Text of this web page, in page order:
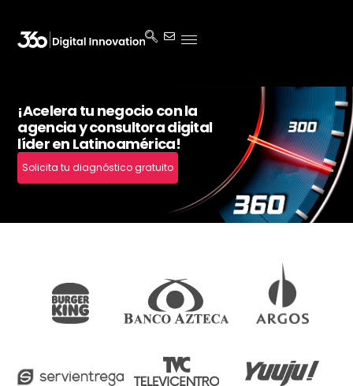
¡Acelera tu negocio con la
agencia y consultora digital
líder en Latinoamérica!
Solicita tu diagnóstico gratuito